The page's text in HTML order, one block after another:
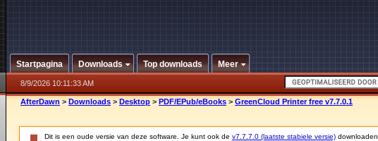
Startpagina Downloads Top downloads Meer
8/9/2026 10:11:33 AM
AfterDawn > Downloads > Desktop > PDF/EPub/eBooks > GreenCloud Printer free v7.7.0.1
Dit is een oude versie van deze software. Je kunt ook de v7.7.7.0 (laatste stabiele versie) downloaden.